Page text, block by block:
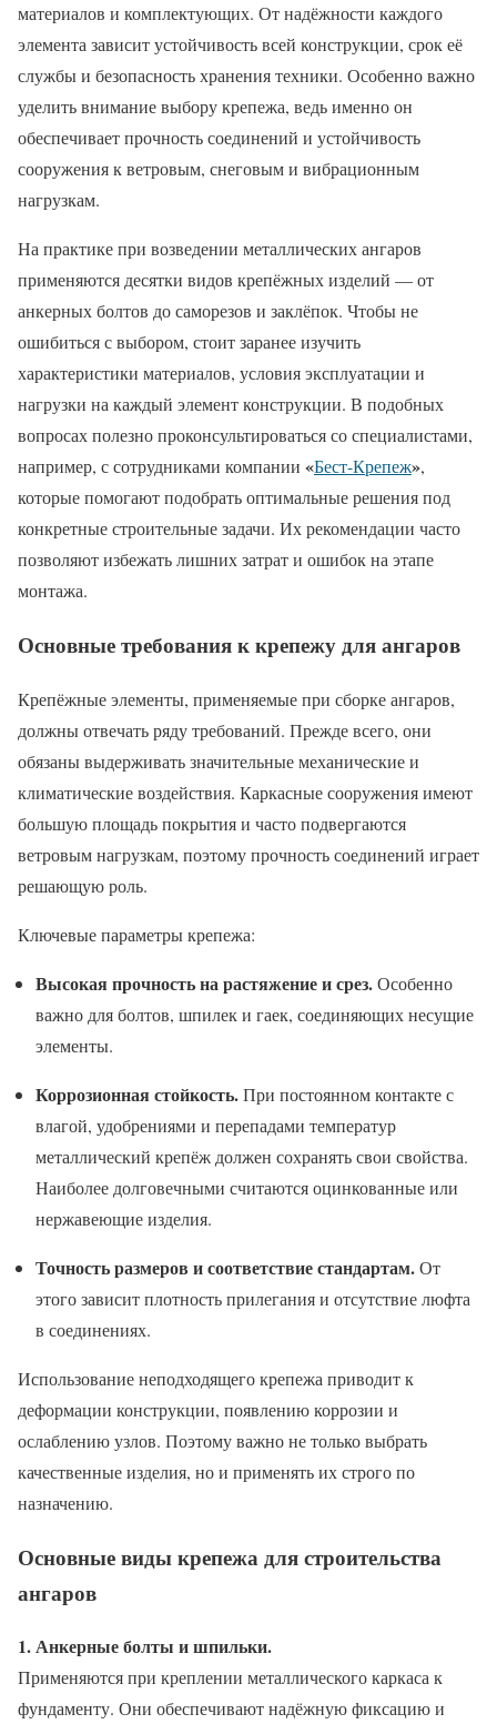
материалов и комплектующих. От надёжности каждого
элемента зависит устойчивость всей конструкции, срок её
службы и безопасность хранения техники. Особенно важно
уделить внимание выбору крепежа, ведь именно он
обеспечивает прочность соединений и устойчивость
сооружения к ветровым, снеговым и вибрационным
нагрузкам.
На практике при возведении металлических ангаров
применяются десятки видов крепёжных изделий — от
анкерных болтов до саморезов и заклёпок. Чтобы не
ошибиться с выбором, стоит заранее изучить
характеристики материалов, условия эксплуатации и
нагрузки на каждый элемент конструкции. В подобных
вопросах полезно проконсультироваться со специалистами,
например, с сотрудниками компании «Бест-Крепеж»,
которые помогают подобрать оптимальные решения под
конкретные строительные задачи. Их рекомендации часто
позволяют избежать лишних затрат и ошибок на этапе
монтажа.
Основные требования к крепежу для ангаров
Крепёжные элементы, применяемые при сборке ангаров,
должны отвечать ряду требований. Прежде всего, они
обязаны выдерживать значительные механические и
климатические воздействия. Каркасные сооружения имеют
большую площадь покрытия и часто подвергаются
ветровым нагрузкам, поэтому прочность соединений играет
решающую роль.
Ключевые параметры крепежа:
Высокая прочность на растяжение и срез.Особенно
важно для болтов, шпилек и гаек, соединяющих несущие
элементы.
Коррозионная стойкость.При постоянном контакте с
влагой, удобрениями и перепадами температур
металлический крепёж должен сохранять свои свойства.
Наиболее долговечными считаются оцинкованные или
нержавеющие изделия.
Точность размеров и соответствие стандартам.От
этого зависит плотность прилегания и отсутствие люфта
в соединениях.
Использование неподходящего крепежа приводит к
деформации конструкции, появлению коррозии и
ослаблению узлов. Поэтому важно не только выбрать
качественные изделия, но и применять их строго по
назначению.
Основные виды крепежа для строительства
ангаров
1. Анкерные болты и шпильки.
Применяются при креплении металлического каркаса к
фундаменту. Они обеспечивают надёжную фиксацию и